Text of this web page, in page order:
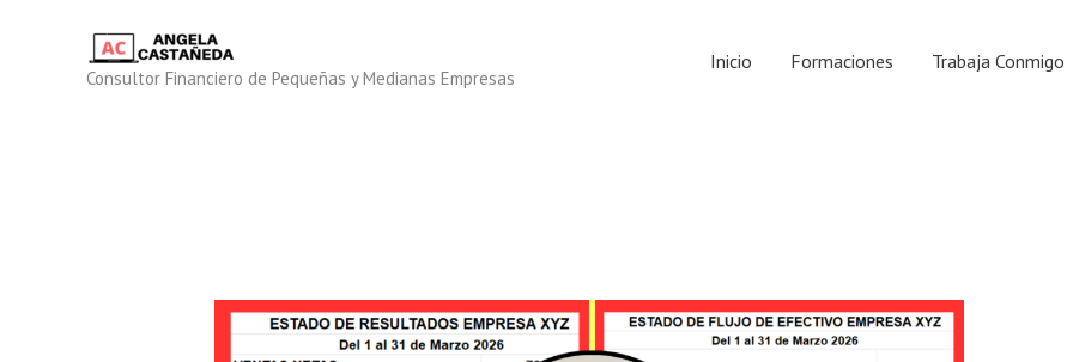
Consultor Financiero de Pequeñas y Medianas Empresas
Inicio Formaciones Trabaja Conmigo